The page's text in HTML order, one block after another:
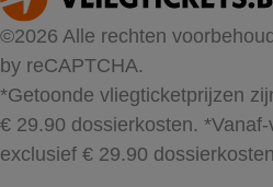
©2026 Alle rechten
by reCAPTCHA.
*Getoonde vliegticketprijzen
€ 29.90 dossierkosten.
exclusief € 29.90 dossierkosten